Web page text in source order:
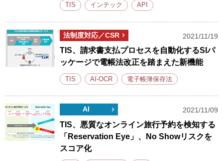
TIS インテック API
法制度対応／CSR 2021/11/19
TIS、請求書支払プロセスを自動化するSIパ
ッケージで電帳法改正を踏まえた新機能
TIS AI-OCR 電子帳簿保存法
AI 2021/11/09
TIS、悪質なオンライン旅行予約を検知する
「Reservation Eye」、No Showリスクを
スコア化